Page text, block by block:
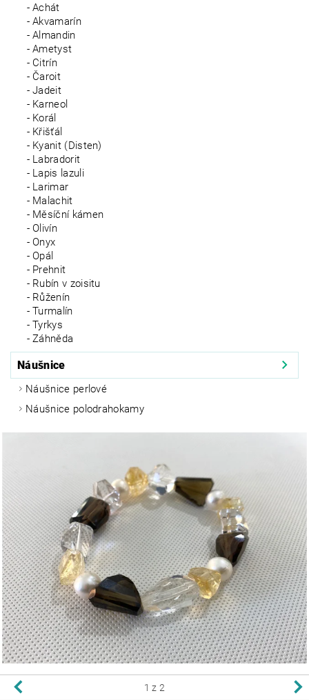
Achát
Akvamarín
Almandin
Ametyst
Citrín
Čaroit
Jadeit
Karneol
Korál
Křišťál
Kyanit (Disten)
Labradorit
Lapis lazuli
Larimar
Malachit
Měsíční kámen
Olivín
Onyx
Opál
Prehnit
Rubín v zoisitu
Růženín
Turmalín
Tyrkys
Záhněda
Náušnice
Náušnice perlové
Náušnice polodrahokamy
1 z 2